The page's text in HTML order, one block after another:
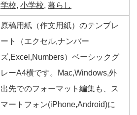
学校, 小学校, 暮らし
原稿用紙（作文用紙）のテンプレ
ート（エクセル,ナンバー
ズ,Excel,Numbers）ベーシックグ
レーA4横です。Mac,Windows,外
出先でのフォーマット編集も、ス
マートフォン(iPhone,Android)に